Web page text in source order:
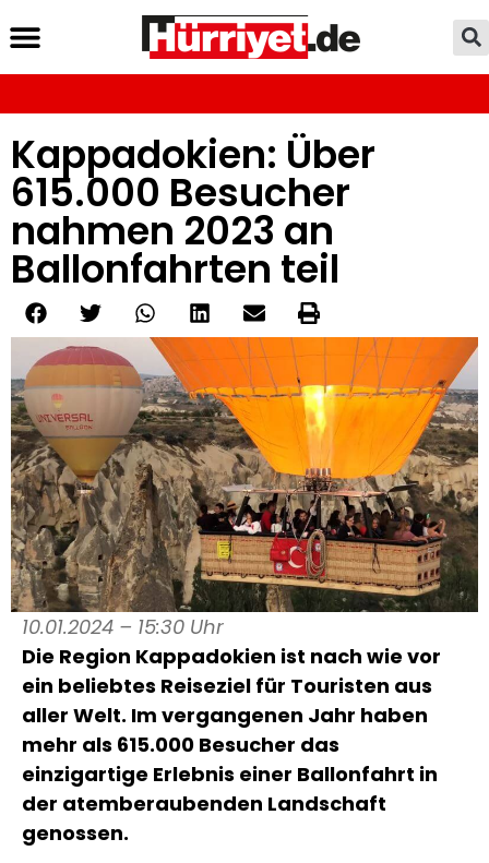
Kappadokien: Über
615.000 Besucher
nahmen 2023 an
Ballonfahrten teil
10.01.2024 – 15:30 Uhr
Die Region Kappadokien ist nach wie vor
ein beliebtes Reiseziel für Touristen aus
aller Welt. Im vergangenen Jahr haben
mehr als 615.000 Besucher das
einzigartige Erlebnis einer Ballonfahrt in
der atemberaubenden Landschaft
genossen.